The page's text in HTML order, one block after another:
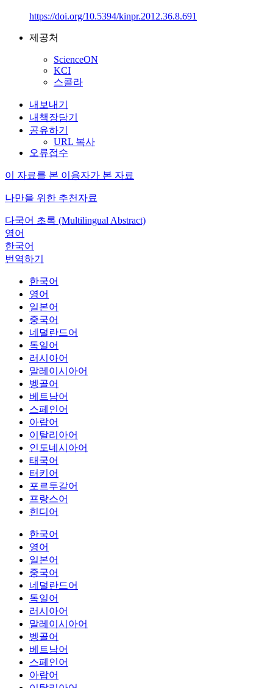
https://doi.org/10.5394/kinpr.2012.36.8.691
제공처
ScienceON
KCI
스콜라
내보내기
내책장담기
공유하기
URL 복사
오류접수
이 자료를 본 이용자가 본 자료
나만을 위한 추천자료
다국어 초록 (Multilingual Abstract)
영어
한국어
번역하기
한국어
영어
일본어
중국어
네덜란드어
독일어
러시아어
말레이시아어
벵골어
베트남어
스페인어
아랍어
이탈리아어
인도네시아어
태국어
터키어
포르투갈어
프랑스어
힌디어
한국어
영어
일본어
중국어
네덜란드어
독일어
러시아어
말레이시아어
벵골어
베트남어
스페인어
아랍어